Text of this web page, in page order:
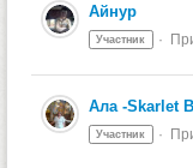
Айнур
Участник
Ала -Skarlet
Участник